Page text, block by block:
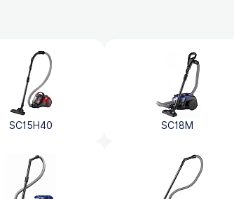
SC15H40 SC18M